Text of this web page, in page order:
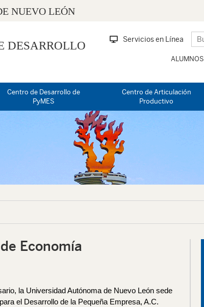
NUEVO LEÓN
DESARROLLO
Servicios en Línea
ALUMNOS
Centro de Desarrollo de
PyMES
Centro de Articulación
Productivo
Economía
la Universidad Autónoma de Nuevo León sede
el Desarrollo de la Pequeña Empresa, A.C.